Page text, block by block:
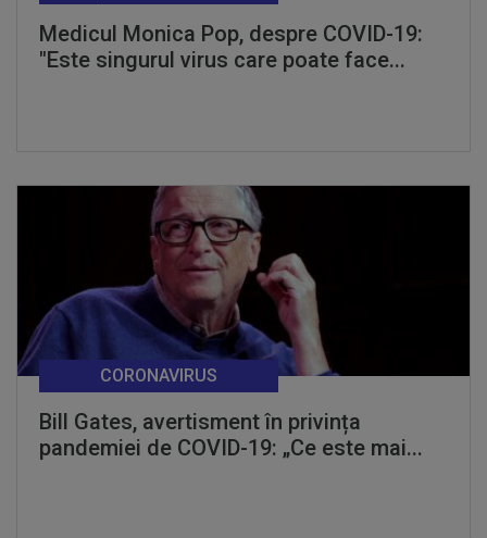
Medicul Monica Pop, despre COVID-19:
"Este singurul virus care poate face...
Bill Gates, avertisment în privința
pandemiei de COVID-19: „Ce este mai...
CORONAVIRUS